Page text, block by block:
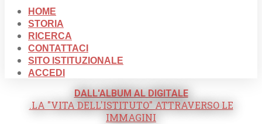
HOME
STORIA
RICERCA
CONTATTACI
SITO ISTITUZIONALE
ACCEDI
DALL'ALBUM AL DIGITALE
.LA "VITA DELL'ISTITUTO" ATTRAVERSO LE
IMMAGINI